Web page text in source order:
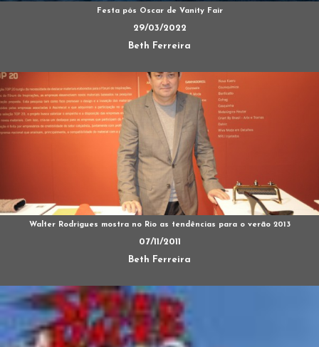
Festa pós Oscar de Vanity Fair
29/03/2022
Beth Ferreira
Walter Rodrigues mostra no Rio as tendências para o verão 2013
07/11/2011
Beth Ferreira